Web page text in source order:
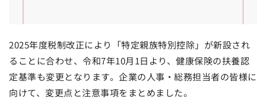
2025年度税制改正により「特定親族特別控除」が新設され
ることに合わせ、令和7年10月1日より、健康保険の扶養認
定基準も変更となります。企業の人事・総務担当者の皆様に
向けて、変更点と注意事項をまとめました。